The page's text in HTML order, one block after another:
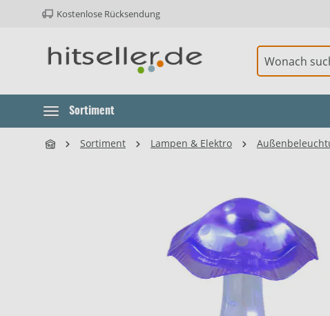
Hauptnavigation springen
Kostenlose Rücksendung
Sortiment
Sortiment Lampen & Elektro